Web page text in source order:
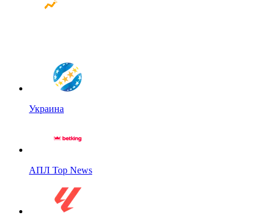
Украина
АПЛ Top News